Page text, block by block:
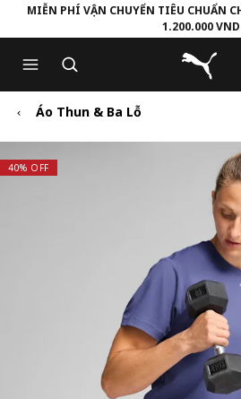
to
Main
content
to
Footer
Content
MIỄN PHÍ VẬN CHUYỂN TIÊU CHUẨN
1.200.000 VND
Puma
Áo Thun & Ba Lỗ
40% OFF